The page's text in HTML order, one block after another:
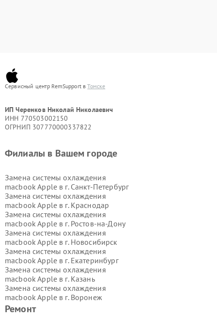
Сервисный центр RemSupport вТомске
ИП Черенков Николай Николаевич
ИНН 770503002150
ОГРНИП 307770000337822
Ремонт
Филиалы в Вашем городе
Замена системы охлаждения
macbook Apple в г. Санкт-Петербург
Замена системы охлаждения
macbook Apple в г. Краснодар
Замена системы охлаждения
macbook Apple в г. Ростов-на-Дону
Замена системы охлаждения
macbook Apple в г. Новосибирск
Замена системы охлаждения
macbook Apple в г. Екатеринбург
Замена системы охлаждения
macbook Apple в г. Казань
Замена системы охлаждения
macbook Apple в г. Воронеж
Замена системы охлаждения